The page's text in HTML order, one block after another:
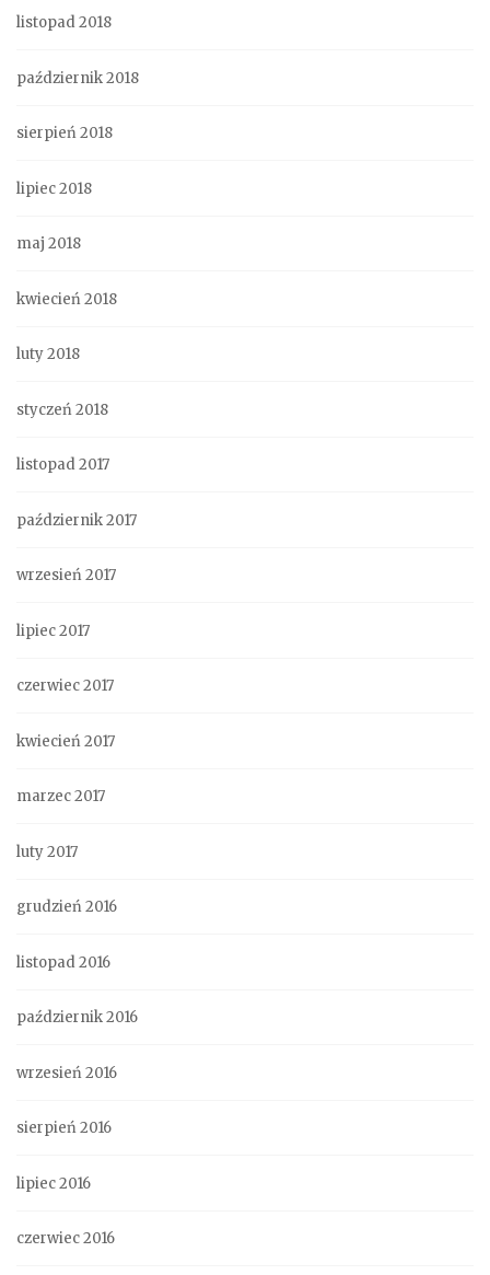
listopad 2018
październik 2018
sierpień 2018
lipiec 2018
maj 2018
kwiecień 2018
luty 2018
styczeń 2018
listopad 2017
październik 2017
wrzesień 2017
lipiec 2017
czerwiec 2017
kwiecień 2017
marzec 2017
luty 2017
grudzień 2016
listopad 2016
październik 2016
wrzesień 2016
sierpień 2016
lipiec 2016
czerwiec 2016